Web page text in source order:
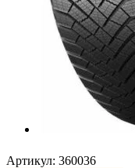
Артикул: 360036